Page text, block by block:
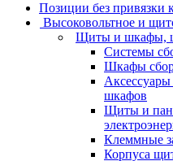
Позиции без привязки
Высоковольтное и
Щиты и шкафы,
Системы
Шкафы
шкафов
Щиты и
Клеммные
Корпуса